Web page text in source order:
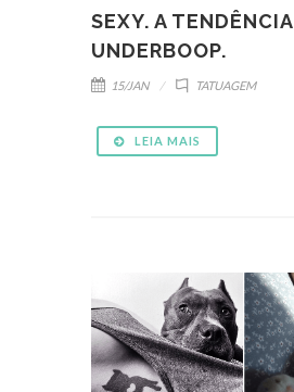
SEXY. A TENDÊNCIA
UNDERBOOP.
15/JAN TATUAGEM
LEIA MAIS